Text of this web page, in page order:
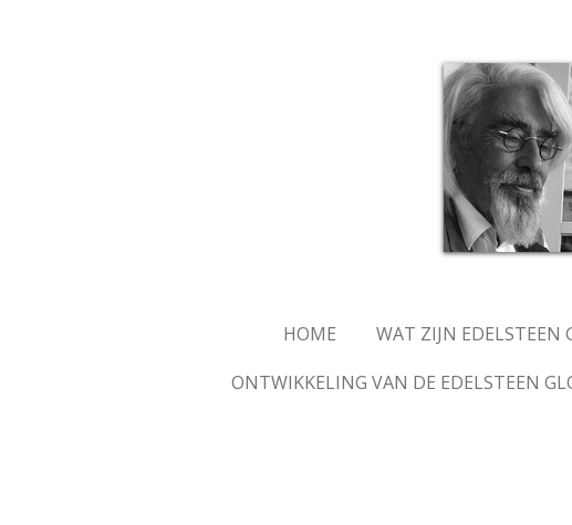
HOME WAT ZIJN EDELSTEEN
ONTWIKKELING VAN DE EDELSTEEN